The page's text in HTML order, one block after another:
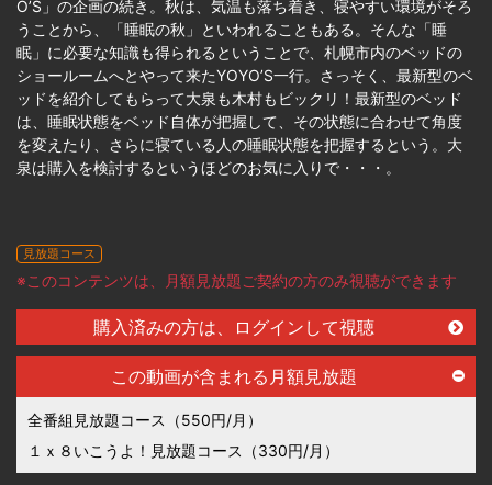
O’S」の企画の続き。秋は、気温も落ち着き、寝やすい環境がそろ
うことから、「睡眠の秋」といわれることもある。そんな「睡
眠」に必要な知識も得られるということで、札幌市内のベッドの
ショールームへとやって来たYOYO’S一行。さっそく、最新型のベ
ッドを紹介してもらって大泉も木村もビックリ！最新型のベッド
は、睡眠状態をベッド自体が把握して、その状態に合わせて角度
を変えたり、さらに寝ている人の睡眠状態を把握するという。大
泉は購入を検討するというほどのお気に入りで・・・。
見放題コース
※このコンテンツは、月額見放題ご契約の方のみ視聴ができます
購入済みの方は、ログインして視聴
この動画が含まれる月額見放題
全番組見放題コース（550円/月）
１ｘ８いこうよ！見放題コース（330円/月）